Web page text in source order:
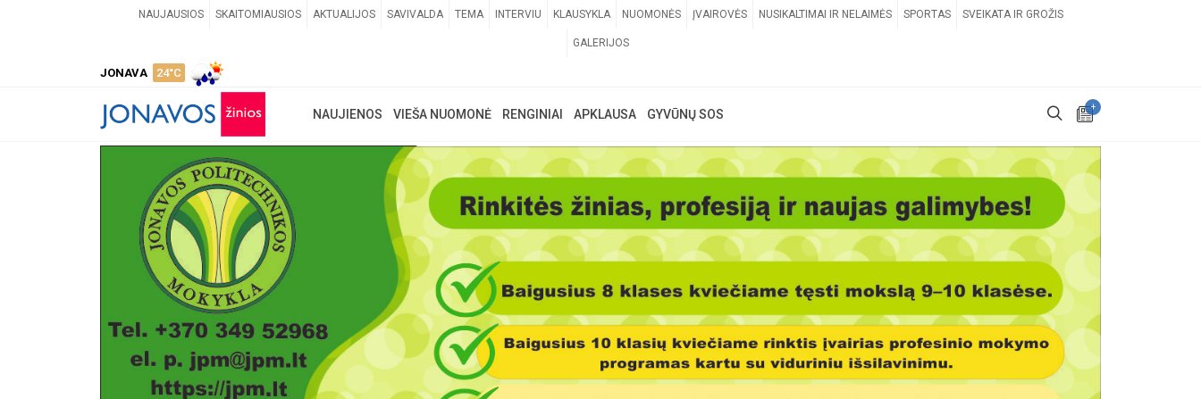
NAUJAUSIOS SKAITOMIAUSIOS AKTUALIJOS SAVIVALDA TEMA INTERVIU KLAUSYKLA NUOMONĖS ĮVAIROVĖS NUSIKALTIMAI IR NELAIMĖS SPORTAS SVEIKATA IR GROŽIS
GALERIJOS
JONAVA 24°C
+
NAUJIENOS VIEŠA NUOMONĖ RENGINIAI APKLAUSA GYVŪNŲ SOS